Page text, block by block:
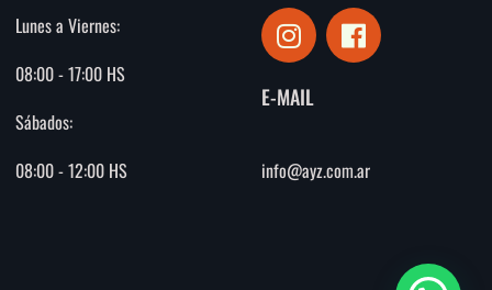
Lunes a Viernes:
08:00 - 17:00 HS
Sábados:
08:00 - 12:00 HS
I
n
s
t
g
r
F
a
c
o
o
E-MAIL
info@ayz.com.ar